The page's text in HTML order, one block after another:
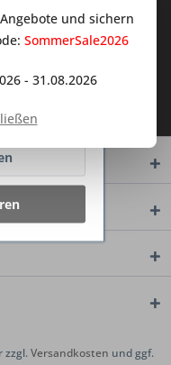
zzgl.Versandkosten und ggf.
und sichern
SommerSale2026
- 31.08.2026
sollen,